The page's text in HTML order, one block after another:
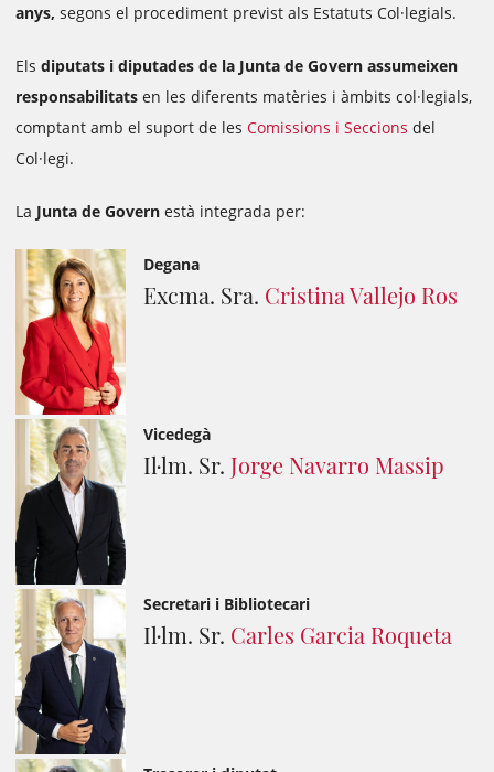
anys, segons el procediment previst als Estatuts Col·legials.
Els diputats i diputades de la Junta de Govern assumeixen
responsabilitats en les diferents matèries i àmbits col·legials,
comptant amb el suport de les Comissions i Seccions del
Col·legi.
La Junta de Govern està integrada per:
Degana
Excma. Sra. Cristina Vallejo Ros
Vicedegà
Il·lm. Sr. Jorge Navarro Massip
Secretari i Bibliotecari
Il·lm. Sr. Carles Garcia Roqueta